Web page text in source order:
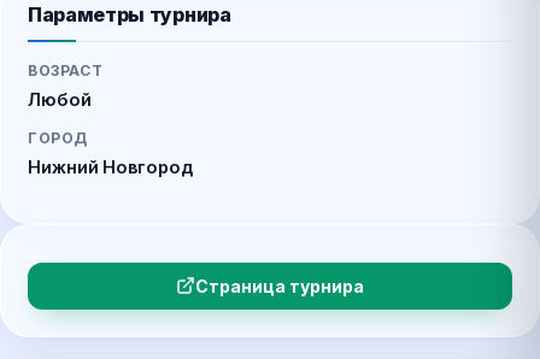
Параметры турнира
ВОЗРАСТ
Любой
ГОРОД
Нижний Новгород
Страница турнира